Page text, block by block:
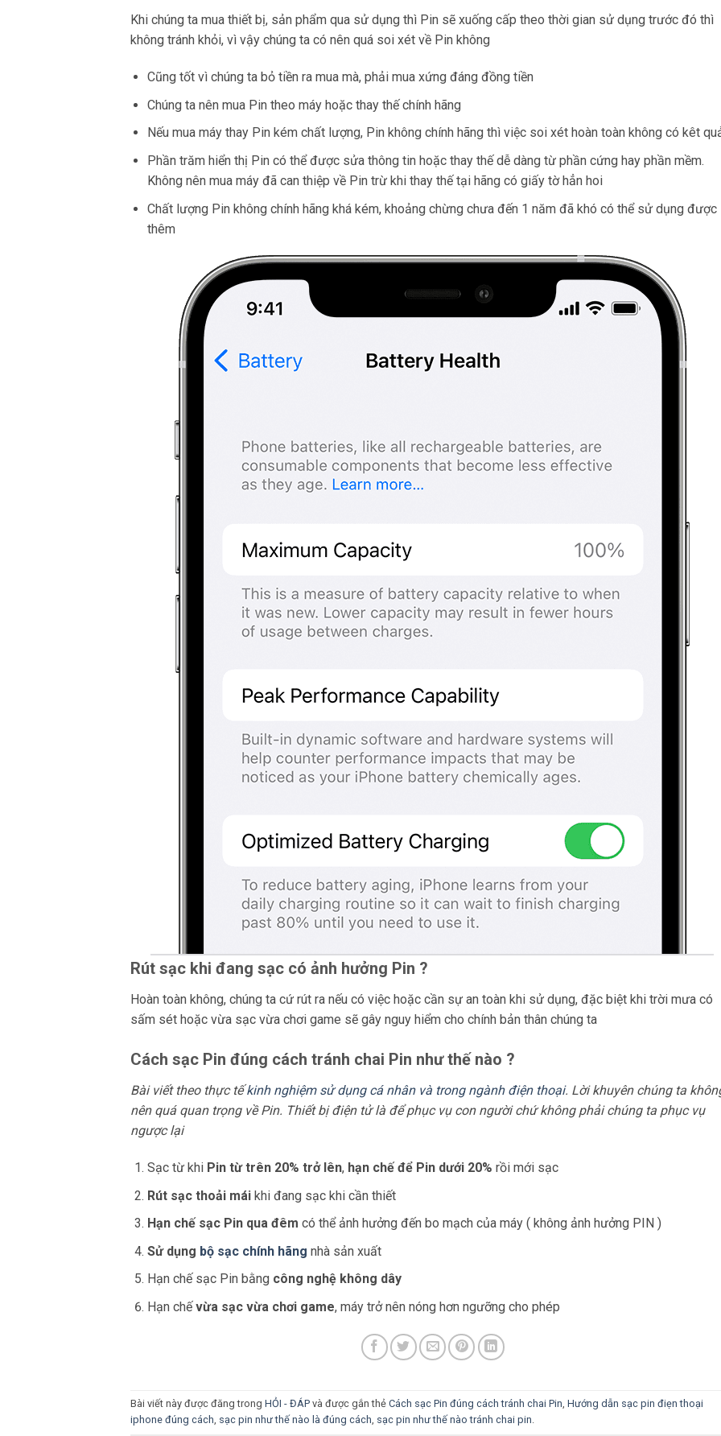
Khi chúng ta mua thiết bị, sản phẩm qua sử dụng thì Pin sẽ xuống cấp theo thời gian sử dụng trước đó thì
không tránh khỏi, vì vậy chúng ta có nên quá soi xét về Pin không
Cũng tốt vì chúng ta bỏ tiền ra mua mà, phải mua xứng đáng đồng tiền
Chúng ta nên mua Pin theo máy hoặc thay thế chính hãng
Nếu mua máy thay Pin kém chất lượng, Pin không chính hãng thì việc soi xét hoàn toàn không có kêt
Phần trăm hiển thị Pin có thể được sửa thông tin hoặc thay thế dễ dàng từ phần cứng hay phần mềm.
Không nên mua máy đã can thiệp về Pin trừ khi thay thế tại hãng có giấy tờ hẳn hoi
Chất lượng Pin không chính hãng khá kém, khoảng chừng chưa đến 1 năm đã khó có thể sử dụng được
thêm
Rút sạc khi đang sạc có ảnh hưởng Pin ?
Hoàn toàn không, chúng ta cứ rút ra nếu có việc hoặc cần sự an toàn khi sử dụng, đặc biệt khi trời mưa có
sấm sét hoặc vừa sạc vừa chơi game sẽ gây nguy hiểm cho chính bản thân chúng ta
Cách sạc Pin đúng cách tránh chai Pin như thế nào ?
Bài viết theo thực tếkinh nghiệm sử dụng cá nhân và trong ngành điện thoại. Lời khuyên chúng ta
nên quá quan trọng về Pin. Thiết bị điện tử là để phục vụ con người chứ không phải chúng ta phục vụ
ngược lại
Sạc từ khi Pin từ trên 20% trở lên, hạn chế để Pin dưới 20% rồi mới sạc
Rút sạc thoải máikhi đang sạc khi cần thiết
Hạn chế sạc Pin qua đêm có thể ảnh hưởng đến bo mạch của máy ( không ảnh hưởng PIN )
Sử dụng bộ sạc chính hãng nhà sản xuất
Hạn chế sạc Pin bằng công nghệ không dây
Hạn chếvừa sạc vừa chơi game, máy trở nên nóng hơn ngưỡng cho phép
Bài viết này được đăng trong HỎI - ĐÁP và được gắn thẻ Cách sạc Pin đúng cách tránh chai Pin, Hướng dẫn sạc pin điẹn thoại
iphone đúng cách, sạc pin như thế nào là đúng cách, sạc pin như thế nào tránh chai pin.